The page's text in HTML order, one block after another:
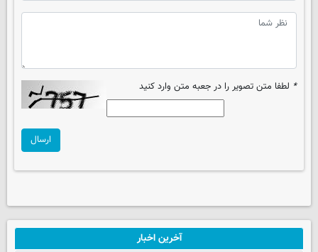
* لطفا متن تصویر را در جعبه متن وارد کنید
ارسال
آخرین اخبار